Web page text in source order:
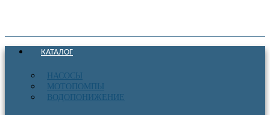
КАТАЛОГ
НАСОСЫ
МОТОПОМПЫ
ВОДОПОНИЖЕНИЕ